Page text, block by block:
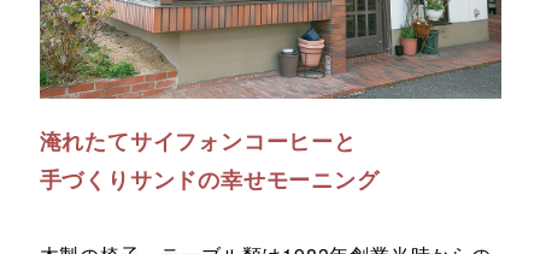
淹れたてサイフォンコーヒーと
手づくりサンドの幸せモーニング